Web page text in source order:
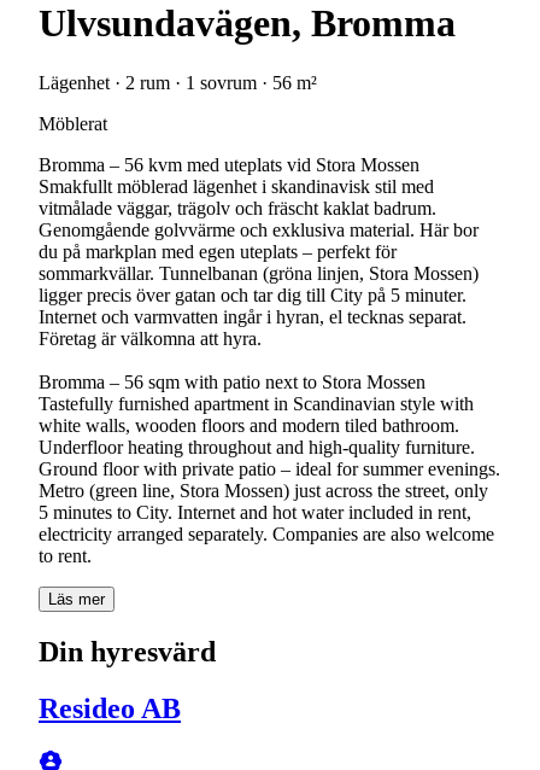
Ulvsundavägen, Bromma
Lägenhet · 2 rum · 1 sovrum · 56 m²
Möblerat
Bromma – 56 kvm med uteplats vid Stora Mossen
Smakfullt möblerad lägenhet i skandinavisk stil med
vitmålade väggar, trägolv och fräscht kaklat badrum.
Genomgående golvvärme och exklusiva material. Här bor
du på markplan med egen uteplats – perfekt för
sommarkvällar. Tunnelbanan (gröna linjen, Stora Mossen)
ligger precis över gatan och tar dig till City på 5 minuter.
Internet och varmvatten ingår i hyran, el tecknas separat.
Företag är välkomna att hyra.
Bromma – 56 sqm with patio next to Stora Mossen
Tastefully furnished apartment in Scandinavian style with
white walls, wooden floors and modern tiled bathroom.
Underfloor heating throughout and high-quality furniture.
Ground floor with private patio – ideal for summer evenings.
Metro (green line, Stora Mossen) just across the street, only
5 minutes to City. Internet and hot water included in rent,
electricity arranged separately. Companies are also welcome
to rent.
Läs mer
Din hyresvärd
Resideo AB